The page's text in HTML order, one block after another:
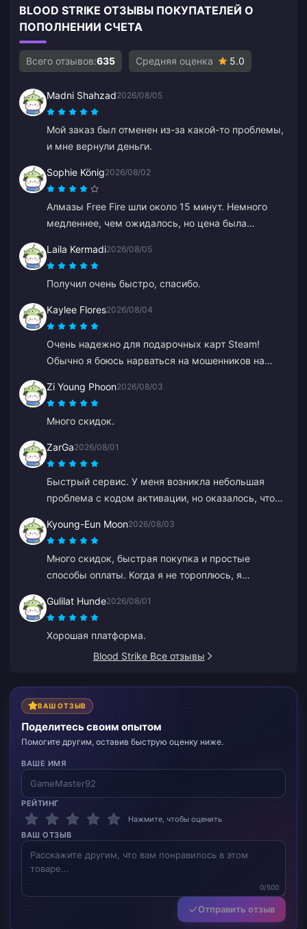
BLOOD STRIKE ОТЗЫВЫ ПОКУПАТЕЛЕЙ О
ПОПОЛНЕНИИ СЧЕТА
Всего отзывов:635 Средняя оценка 5.0
Madni Shahzad2026/08/05
Мой заказ был отменен из-за какой-то проблемы,
и мне вернули деньги.
Sophie König2026/08/02
Алмазы Free Fire шли около 15 минут. Немного
медленнее, чем ожидалось, но цена была
Laila Kermadi2026/08/05
Получил очень быстро, спасибо.
Kaylee Flores2026/08/04
Очень надежно для подарочных карт Steam!
Обычно я боюсь нарваться на мошенников на
Рекомендую на 10/10.
Zi Young Phoon2026/08/03
Много скидок.
ZarGa2026/08/01
Быстрый сервис. У меня возникла небольшая
проблема с кодом активации, но оказалось, что
После обращения в службу поддержки проблема
была решена под руководством Anna.
Kyoung-Eun Moon2026/08/03
Много скидок, быстрая покупка и простые
способы оплаты. Когда я не тороплюсь, я
откладывая. Отлично подходит для покупки
алмазов, я уже рассказал об этом нескольким
друзьям.
Gulilat Hunde2026/08/01
Хорошая платформа.
Blood Strike Все отзывы
ВАШ ОТЗЫВ
Поделитесь своим опытом
Помогите другим, оставив быструю оценку ниже.
ВАШЕ ИМЯ
РЕЙТИНГ
Нажмите, чтобы оценить
ВАШ ОТЗЫВ
0/500
Отправить отзыв